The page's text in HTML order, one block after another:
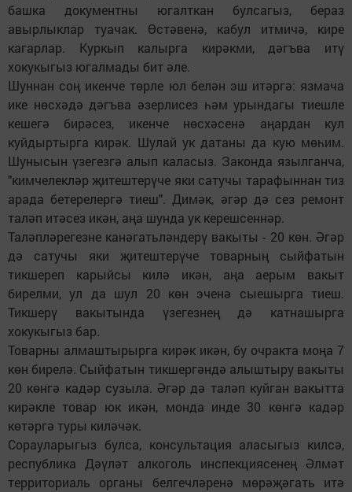
башка документны югалткан булсагыз, бераз
авырлыклар туачак. Өстәвенә, кабул итмичә, кире
кагарлар. Куркып калырга кирәкми, дәгъва итү
хокукыгыз югалмады бит әле.
Шуннан соң икенче төрле юл белән эш итәргә: язмача
ике нөсхәдә дәгъва әзерлисез һәм урындагы тиешле
кешегә бирәсез, икенче нөсхәсенә аңардан кул
куйдыртырга кирәк. Шулай ук датаны да кую мөһим.
Шунысын үзегезгә алып каласыз. Законда язылганча,
"кимчелекләр җитештерүче яки сатучы тарафыннан тиз
арада бетерелергә тиеш". Димәк, әгәр дә сез ремонт
таләп итәсез икән, аңа шунда ук керешсеннәр.
Таләпләрегезне канәгатьләндерү вакыты - 20 көн. Әгәр
дә сатучы яки җитештерүче товарның сыйфатын
тикшереп карыйсы килә икән, аңа аерым вакыт
бирелми, ул да шул 20 көн эченә сыешырга тиеш.
Тикшерү вакытында үзегезнең дә катнашырга
хокукыгыз бар.
Товарны алмаштырырга кирәк икән, бу очракта моңа 7
көн бирелә. Сыйфатын тикшергәндә алыштыру вакыты
20 көнгә кадәр сузыла. Әгәр дә таләп куйган вакытта
кирәкле товар юк икән, монда инде 30 көнгә кадәр
көтәргә туры киләчәк.
Сорауларыгыз булса, консультация аласыгыз килсә,
республика Дәүләт алкоголь инспекциясенең Әлмәт
территориаль органы белгечләренә мөрәҗәгать итә